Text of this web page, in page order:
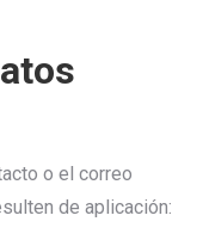
o el correo
de aplicación: